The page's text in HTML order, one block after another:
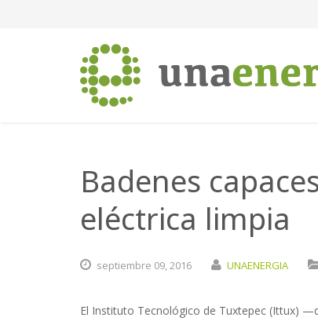
Badenes
eléctrica limpia
septiembre 09,2016 UNAENERGIA
El Instituto Tecnológico de Tuxtepec (Ittux)